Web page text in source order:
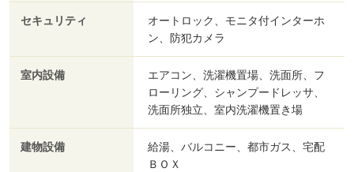
セキュリティ
オートロック、モニタ付インターホ
ン、防犯カメラ
室内設備
エアコン、洗濯機置場、洗面所、フ
ローリング、シャンプードレッサ、
洗面所独立、室内洗濯機置き場
建物設備
給湯、バルコニー、都市ガス、宅配
ＢＯＸ